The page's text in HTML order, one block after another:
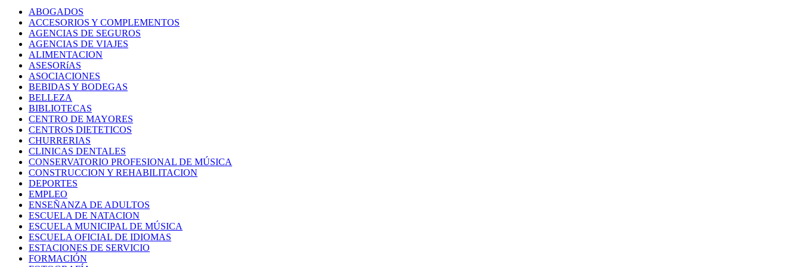
ABOGADOS
ACCESORIOS Y COMPLEMENTOS
AGENCIAS DE SEGUROS
AGENCIAS DE VIAJES
ALIMENTACION
ASESORíAS
ASOCIACIONES
BEBIDAS Y BODEGAS
BELLEZA
BIBLIOTECAS
CENTRO DE MAYORES
CENTROS DIETETICOS
CHURRERIAS
CLINICAS DENTALES
CONSERVATORIO PROFESIONAL DE MÚSICA
CONSTRUCCION Y REHABILITACION
DEPORTES
EMPLEO
ENSEÑANZA DE ADULTOS
ESCUELA DE NATACION
ESCUELA MUNICIPAL DE MÚSICA
ESCUELA OFICIAL DE IDIOMAS
ESTACIONES DE SERVICIO
FORMACIÓN